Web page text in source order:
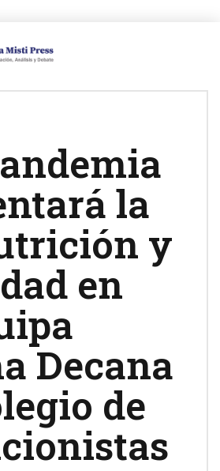
la
y
en
Decana
de